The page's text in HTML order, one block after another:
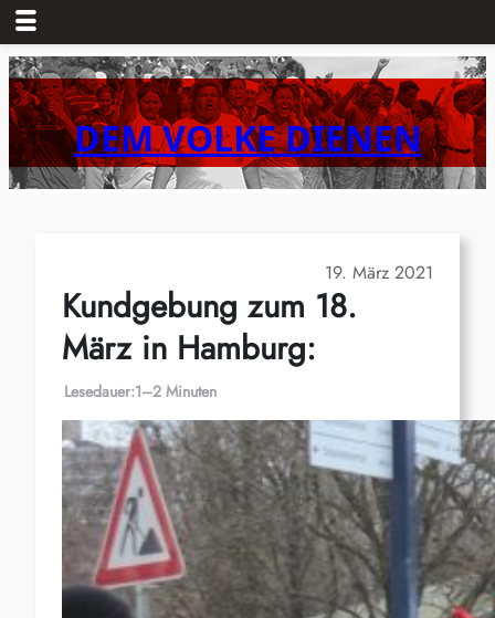
Zum
Inhalt
springenDEM VOLKE DIENEN
19. März 2021
Kundgebung zum 18.
März in Hamburg:
Lesedauer:1–2 Minuten